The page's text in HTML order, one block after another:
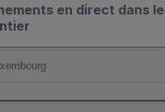
en direct dans le